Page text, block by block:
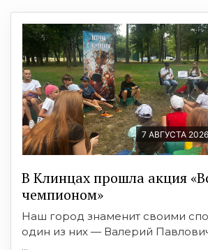
7 АВГУСТА
В Клинцах прошла акция
чемпионом»
Наш город знаменит своими
один из них — Валерий
...